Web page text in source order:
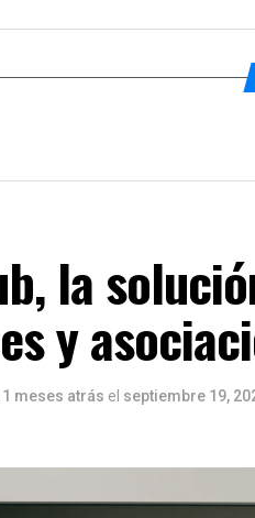
la
y
meses atrás el septiembre 19,